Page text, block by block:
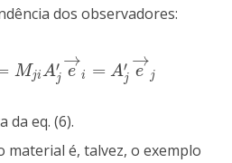
dos observadores:
MjiA′
j e
→
i = A′
j e
→
j
A j′e→i=A ′e → j
da eq. (6).
material é, talvez, o exemplo